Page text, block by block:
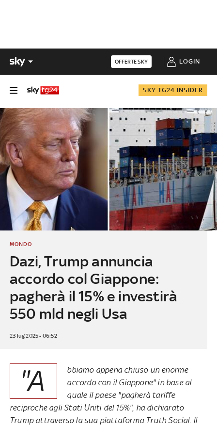
OFFERTE SKY LOGIN
SKY TG24 INSIDER
Dazi, Trump annuncia
accordo col Giappone:
pagherà il 15% e investirà
550 mld negli Usa
MONDO
23 lug 2025 - 06:52
"A
bbiamo appena chiuso un enorme
accordo con il Giappone" in base al
quale il paese "pagherà tariffe
reciproche agli Stati Uniti del 15%", ha dichiarato
Trump attraverso la sua piattaforma Truth Social. Il